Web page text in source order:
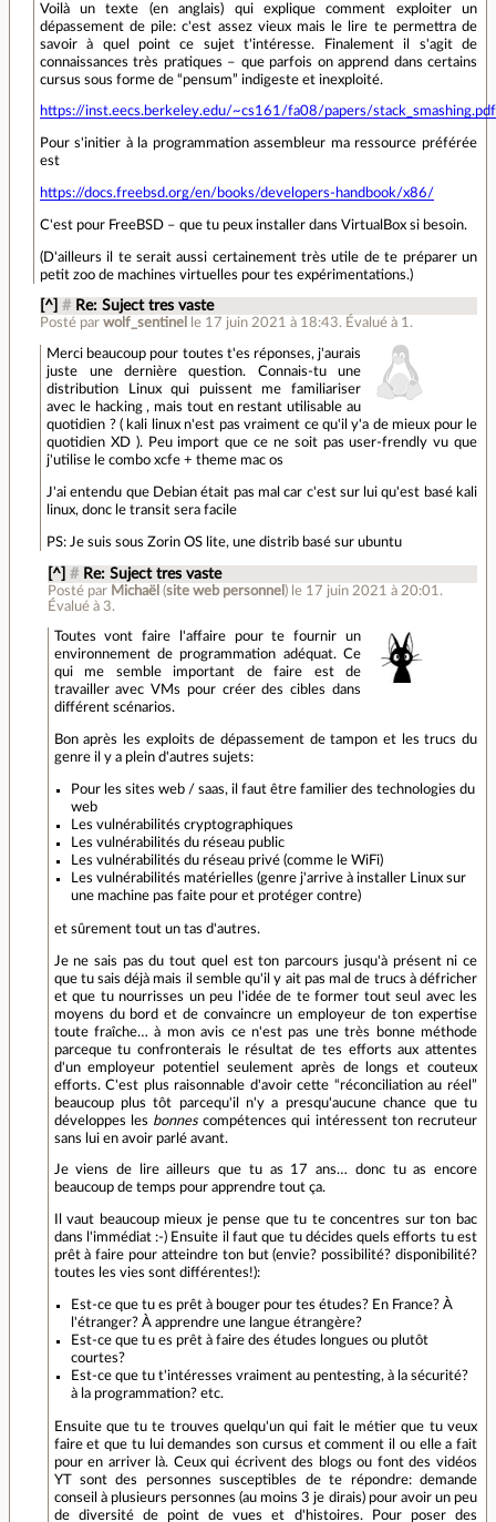
Voilà un texte (en anglais) qui explique comment exploiter un
dépassement de pile: c'est assez vieux mais le lire te permettra de
savoir à quel point ce sujet t'intéresse. Finalement il s'agit de
connaissances très pratiques – que parfois on apprend dans certains
cursus sous forme de “pensum” indigeste et inexploité.
https://inst.eecs.berkeley.edu/~cs161/fa08/papers/stack_smashing.pdf
Pour s'initier à la programmation assembleur ma ressource préférée
est
https://docs.freebsd.org/en/books/developers-handbook/x86/
C'est pour FreeBSD – que tu peux installer dans VirtualBox si besoin.
(D'ailleurs il te serait aussi certainement très utile de te préparer un
petit zoo de machines virtuelles pour tes expérimentations.)
[^] # Re: Suject tres vaste
Posté parwolf_sentinel le 17 juin 2021 à 18:43. Évalué à 1 .
Merci beaucoup pour toutes t'es réponses, j'aurais
juste une dernière question. Connais-tu une
distribution Linux qui puissent me familiariser
avec le hacking , mais tout en restant utilisable au
quotidien ? ( kali linux n'est pas vraiment ce qu'il y'a de mieux pour le
quotidien XD ). Peu import que ce ne soit pas user-frendly vu que
j'utilise le combo xcfe + theme mac os
J'ai entendu que Debian était pas mal car c'est sur lui qu'est basé kali
linux, donc le transit sera facile
PS: Je suis sous Zorin OS lite, une distrib basé sur ubuntu
[^] # Re: Suject tres vaste
Posté par Michaël (site web personnel ) le 17 juin 2021 à 20:01 .
Évalué à 3.
Toutes vont faire l'affaire pour te fournir un
environnement de programmation adéquat. Ce
qui me semble important de faire est de
travailler avec VMs pour créer des cibles dans
différent scénarios.
Bon après les exploits de dépassement de tampon et les trucs du
genre il y a plein d'autres sujets:
Pour les sites web / saas, il faut être familier des technologies du
web
Les vulnérabilités cryptographiques
Les vulnérabilités du réseau public
Les vulnérabilités du réseau privé (comme le WiFi)
Les vulnérabilités matérielles (genre j'arrive à installer Linux sur
une machine pas faite pour et protéger contre)
et sûrement tout un tas d'autres.
Je ne sais pas du tout quel est ton parcours jusqu'à présent ni ce
que tu sais déjà mais il semble qu'il y ait pas mal de trucs à défricher
et que tu nourrisses un peu l'idée de te former tout seul avec les
moyens du bord et de convaincre un employeur de ton expertise
toute fraîche… à mon avis ce n'est pas une très bonne méthode
parceque tu confronterais le résultat de tes efforts aux attentes
d'un employeur potentiel seulement après de longs et couteux
efforts. C'est plus raisonnable d'avoir cette “réconciliation au réel”
beaucoup plus tôt parcequ'il n'y a presqu'aucune chance que tu
développes les bonnescompétences qui intéressent ton recruteur
sans lui en avoir parlé avant.
Je viens de lire ailleurs que tu as 17 ans… donc tu as encore
beaucoup de temps pour apprendre tout ça.
Il vaut beaucoup mieux je pense que tu te concentres sur ton bac
dans l'immédiat :-) Ensuite il faut que tu décides quels efforts tu est
prêt à faire pour atteindre ton but (envie? possibilité? disponibilité?
toutes les vies sont différentes!):
Est-ce que tu es prêt à bouger pour tes études? En France? À
l'étranger? À apprendre une langue étrangère?
Est-ce que tu es prêt à faire des études longues ou plutôt
courtes?
Est-ce que tu t'intéresses vraiment au pentesting, à la sécurité?
à la programmation? etc.
Ensuite que tu te trouves quelqu'un qui fait le métier que tu veux
faire et que tu lui demandes son cursus et comment il ou elle a fait
pour en arriver là. Ceux qui écrivent des blogs ou font des vidéos
YT sont des personnes susceptibles de te répondre: demande
conseil à plusieurs personnes (au moins 3 je dirais) pour avoir un peu
de diversité de point de vues et d'histoires. Pour poser des